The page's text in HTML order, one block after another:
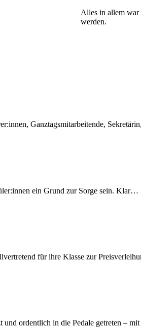
Alles in allem war
werden.
Ganztagsmitarbeitende,
ein Grund zur Sorge sein. Klar…
für ihre Klasse zur
und ordentlich in die Pedale getreten –